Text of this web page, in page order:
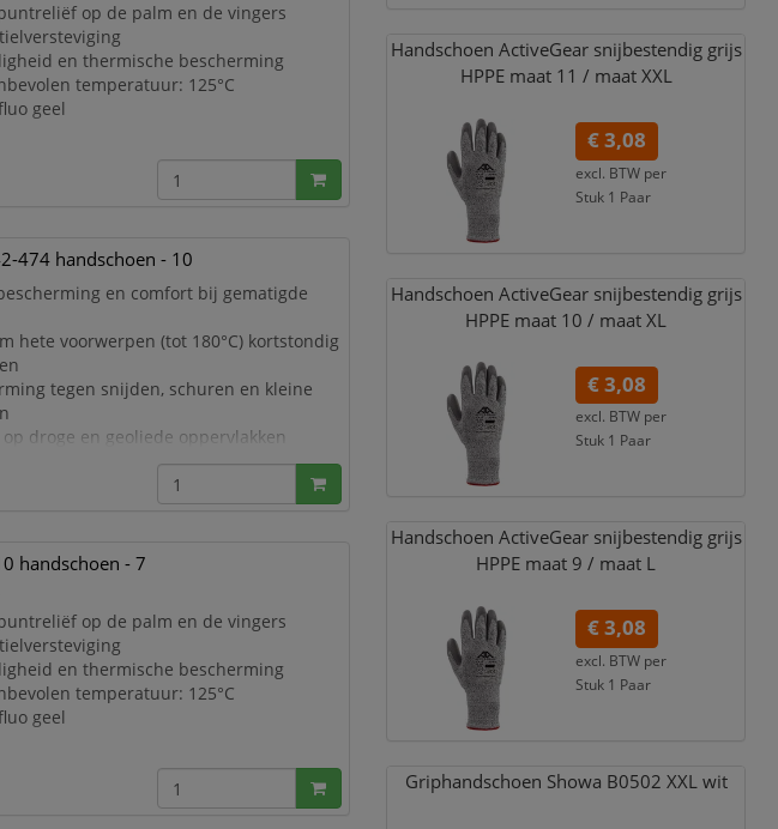
op de palm en de vingers
en thermische bescherming
temperatuur: 125°C
geel
474 handschoen - 10
en comfort bij gematigde
hete voorwerpen (tot 180°C) kortstondig
tegen snijden, schuren en kleine
droge en geoliede oppervlakken
soepel, transpiratie-absorberende
voering
handschoen - 7
op de palm en de vingers
en thermische bescherming
temperatuur: 125°C
geel
Handschoen ActiveGear snijbestendig grijs
HPPE maat 11 / maat XXL
€ 3,08
excl. BTW per
Stuk 1 Paar
Handschoen ActiveGear snijbestendig grijs
HPPE maat 10 / maat XL
€ 3,08
excl. BTW per
Stuk 1 Paar
Handschoen ActiveGear snijbestendig grijs
HPPE maat 9 / maat L
€ 3,08
excl. BTW per
Stuk 1 Paar
Griphandschoen Showa B0502 XXL wit